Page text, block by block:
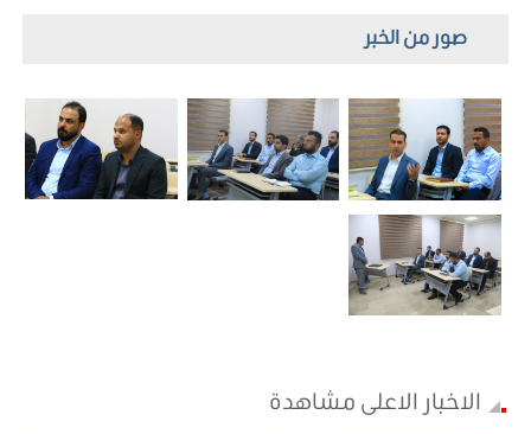
صور من الخبر
الاخبار الاعلى مشاهدة